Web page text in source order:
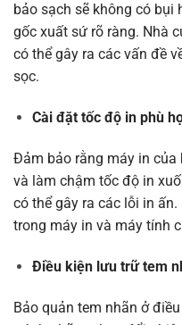
bảo sạch sẽ không có bụi
gốc xuất sứ rõ ràng. Nhà
có thể gây ra các vấn đề
sọc.
Cài đặt tốc độ in phù
Đảm bảo rằng máy in
và làm chậm tốc độ in
có thể gây ra các lỗi in
trong máy in và máy tính
Điều kiện lưu trữ tem
Bảo quản tem nhãn ở